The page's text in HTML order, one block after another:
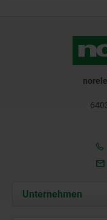
Unternehmen